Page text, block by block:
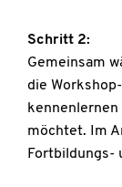
Schritt 2:
Gemeinsam
die
möchtet. Im
Fortbildungs-